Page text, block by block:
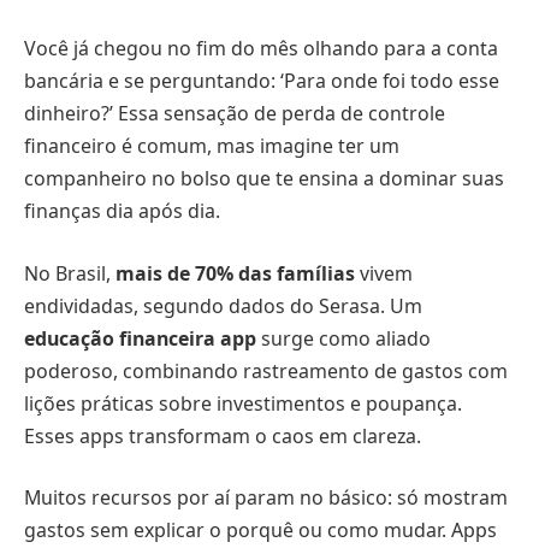
Você já chegou no fim do mês olhando para a conta
bancária e se perguntando: ‘Para onde foi todo esse
dinheiro?’ Essa sensação de perda de controle
financeiro é comum, mas imagine ter um
companheiro no bolso que te ensina a dominar suas
finanças dia após dia.
No Brasil, mais de 70% das famíliasvivem
endividadas, segundo dados do Serasa. Um
educação financeira appsurge como aliado
poderoso, combinando rastreamento de gastos com
lições práticas sobre investimentos e poupança.
Esses apps transformam o caos em clareza.
Muitos recursos por aí param no básico: só mostram
gastos sem explicar o porquê ou como mudar. Apps